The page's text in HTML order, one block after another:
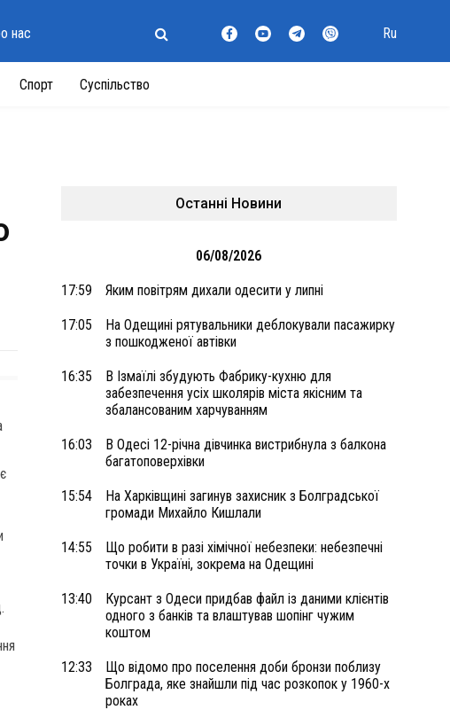
Спорт Суспільство
нас Ru
Останні Новини
06/08/2026
17:59 Яким повітрям дихали одесити у липні
17:05
На Одещині рятувальники деблокували пасажирку
з пошкодженої автівки
16:35
В Ізмаїлі збудують Фабрику-кухню для
забезпечення усіх школярів міста якісним та
збалансованим харчуванням
16:03
В Одесі 12-річна дівчинка вистрибнула з балкона
багатоповерхівки
15:54
На Харківщині загинув захисник з Болградської
громади Михайло Кишлали
14:55
Що робити в разі хімічної небезпеки: небезпечні
точки в Україні, зокрема на Одещині
13:40
Курсант з Одеси придбав файл із даними клієнтів
одного з банків та влаштував шопінг чужим
коштом
12:33
Що відомо про поселення доби бронзи поблизу
Болграда, яке знайшли під час розкопок у 1960-х
роках